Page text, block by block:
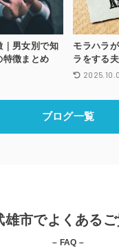
｜男女別で知
特徴まとめ
モラハラ
ラをする
ブログ一覧
雄市でよくあるご
– FAQ –